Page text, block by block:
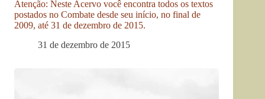
Atenção: Neste Acervo você encontra todos os textos
postados no Combate desde seu início, no final de
2009, até 31 de dezembro de 2015.
31 de dezembro de 2015